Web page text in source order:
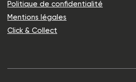
Politique de confidentialité
Mentions légales
Click & Collect